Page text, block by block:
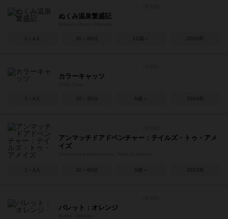
ぬくみ温泉繁盛記
1～4人 20～60分 12歳～ 2020年
カラーキャッツ
1～4人 10～30分 6歳～ 2024年
アンマッチドアドベンチャー：テイルズ・トゥ・アメ
イズ
1～4人 20～60分 9歳～ 2023年
バレット：オレンジ